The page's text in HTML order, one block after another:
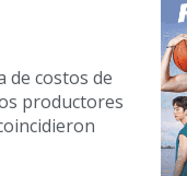
de costos de
productores